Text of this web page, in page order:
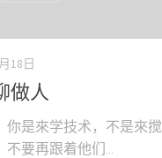
18日
做人
你是來学技术，不是來搅
要再跟着他们...